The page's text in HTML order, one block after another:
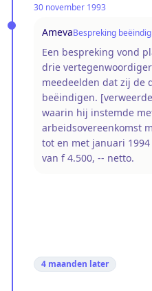
30 november 1993
AmevaBespreking
Een bespreking vond
drie
meedeelden dat zij de
beëindigen.
waarin hij instemde
arbeidsovereenkomst
tot en met januari
van f 4.500, -- netto.
4 maanden later